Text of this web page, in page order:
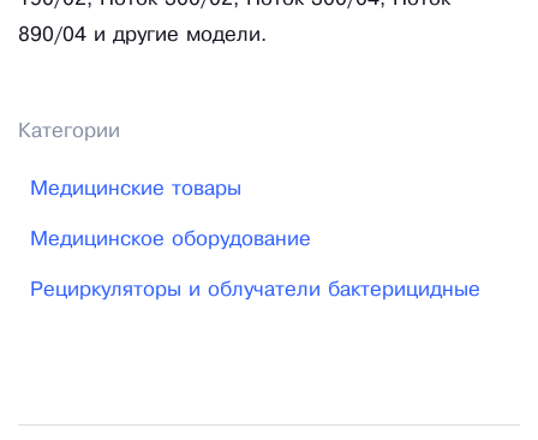
890/04 и другие модели.
Категории
Медицинские товары
Медицинское оборудование
Рециркуляторы и облучатели бактерицидные